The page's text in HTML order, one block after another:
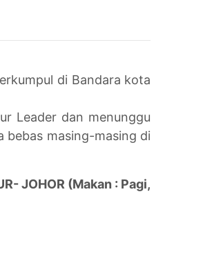
di Bandara kota
Leader dan menunggu
bebas masing-masing di
JOHOR (Makan : Pagi,